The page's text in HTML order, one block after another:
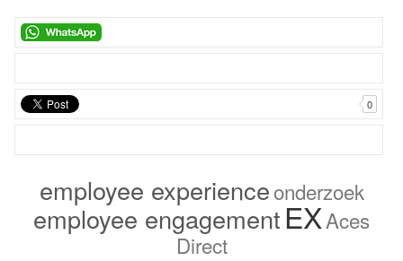
0
employee experienceonderzoek
employee engagementEXAces
Direct